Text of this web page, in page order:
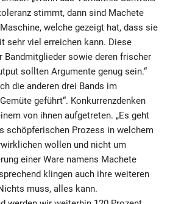
stimmt, dann sind Machete
welche gezeigt hat, dass sie
sehr viel erreichen kann. Diese
Bandmitglieder sowie deren frischer
sollten Argumente genug sein.“
die anderen drei Bands im
geführt“. Konkurrenzdenken
von ihnen aufgetreten. „Es geht
schöpferischen Prozess in welchem
wollen und nicht um
einer Ware namens Machete
klingen auch ihre weiteren
muss, alles kann.